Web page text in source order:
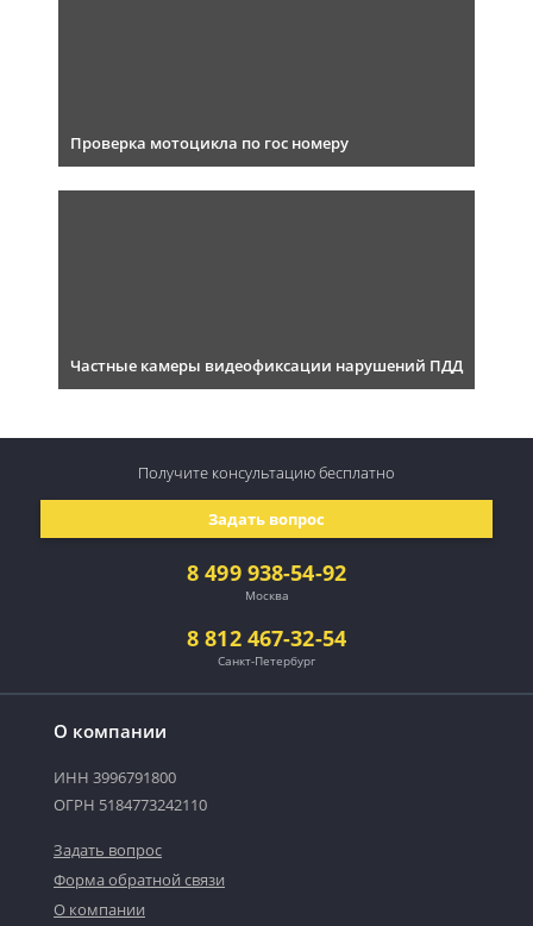
Проверка мотоцикла по гос номеру
Частные камеры видеофиксации нарушений ПДД
О компании
ИНН 3996791800
ОГРН 5184773242110
Задать вопрос
Форма обратной связи
О компании
8 499 938-54-92
Москва
8 812 467-32-54
Санкт-Петербург
Задать вопрос
Получите консультациюбесплатно